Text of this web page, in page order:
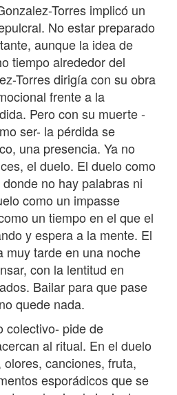
Torres implicó un
No estar preparado
aunque la idea de
tiempo alrededor del
Torres dirigía con su obra
frente a la
Pero con su muerte -
ser- la pérdida se
una presencia. Ya no
el duelo. El duelo como
no hay palabras ni
como un impasse
un tiempo en el que el
y espera a la mente. El
muy tarde en una noche
con la lentitud en
Bailar para que pase
quede nada.
colectivo- pide de
al ritual. En el duelo
canciones, fruta,
esporádicos que se